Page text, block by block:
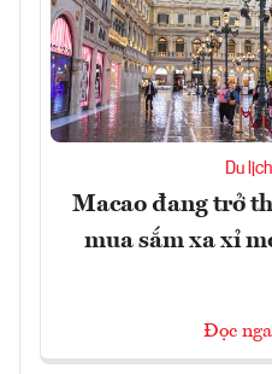
Du lịch
Macao đang trở
mua sắm xa xỉ
Đọc